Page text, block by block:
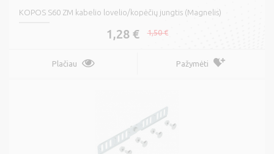
KOPOS S60 ZM kabelio lovelio/kopėčių jungtis (Magnelis)
1,28 € 1,50 €
Plačiau Pažymėti